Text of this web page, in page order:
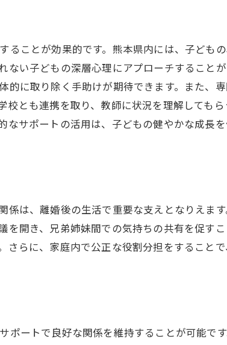
要性
組み
と改善点
ト体制
もの影響
ア
イント
を見据えた選択
ことが効果的です。熊本県内には、子ども
い子どもの深層心理にアプローチすること
に取り除く手助けが期待できます。また、
とも連携を取り、教師に状況を理解しても
サポートの活用は、子どもの健やかな成長
は、離婚後の生活で重要な支えとなりえま
開き、兄弟姉妹間での気持ちの共有を促すこ
らに、家庭内で公正な役割分担をすること
ートで良好な関係を維持することが可能で